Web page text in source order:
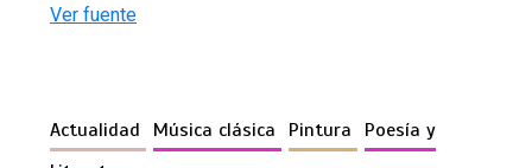
Ver fuente
Actualidad Música clásica Pintura
Poesía y